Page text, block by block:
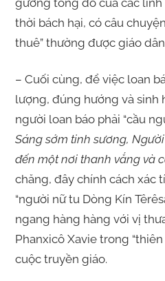
gương tông đồ của các
thời bách hại, có câu
thuê” thường được giáo
– Cuối cùng, để việc loan
lượng, đúng hướng và sinh
người loan báo phải “cầu
Sáng sớm tinh sương,
đến một nơi thanh vắng và
chăng, đây chính cách xác
“người nữ tu Dòng Kín
ngang hàng hàng với vị
Phanxicô Xavie trong
cuộc truyền giáo.